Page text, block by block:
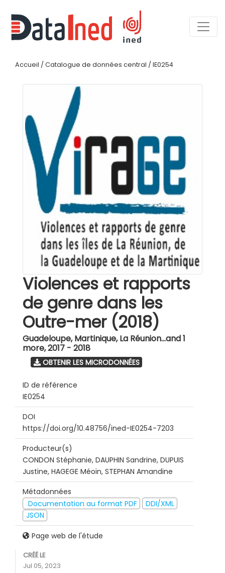
Accueil / Catalogue de données central / IE0254
Violences et rapports
de genre dans les
Outre-mer (2018)
Guadeloupe, Martinique, La Réunion...and 1
more,2017 - 2018
OBTENIR LES MICRODONNÉES
ID de référence
IE0254
DOI
https://doi.org/10.48756/ined-IE0254-7203
Producteur(s)
CONDON Stéphanie, DAUPHIN Sandrine, DUPUIS
Justine, HAGEGE Méoïn, STEPHAN Amandine
Métadonnées
Documentation au format PDF
DDI/XML
JSON
Page web de l'étude
CRÉÉ LE
Jul 05, 2023